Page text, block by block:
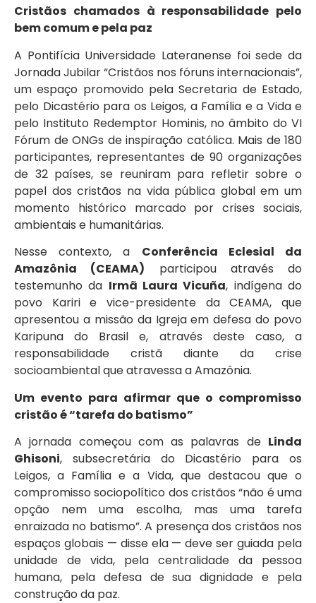
Cristãos chamados à responsabilidade pelo
bem comum e pela paz
A Pontifícia Universidade Lateranense foi sede da
Jornada Jubilar “Cristãos nos fóruns internacionais”,
um espaço promovido pela Secretaria de Estado,
pelo Dicastério para os Leigos, a Família e a Vida e
pelo Instituto Redemptor Hominis, no âmbito do VI
Fórum de ONGs de inspiração católica. Mais de 180
participantes, representantes de 90 organizações
de 32 países, se reuniram para refletir sobre o
papel dos cristãos na vida pública global em um
momento histórico marcado por crises sociais,
ambientais e humanitárias.
Nesse contexto, a Conferência Eclesial da
Amazônia (CEAMA) participou através do
testemunho da Irmã Laura Vicuña, indígena do
povo Kariri e vice-presidente da CEAMA, que
apresentou a missão da Igreja em defesa do povo
Karipuna do Brasil e, através deste caso, a
responsabilidade cristã diante da crise
socioambiental que atravessa a Amazônia.
Um evento para afirmar que o compromisso
cristão é “tarefa do batismo”
A jornada começou com as palavras de Linda
Ghisoni, subsecretária do Dicastério para os
Leigos, a Família e a Vida, que destacou que o
compromisso sociopolítico dos cristãos “não é uma
opção nem uma escolha, mas uma tarefa
enraizada no batismo”. A presença dos cristãos nos
espaços globais — disse ela — deve ser guiada pela
unidade de vida, pela centralidade da pessoa
humana, pela defesa de sua dignidade e pela
construção da paz.